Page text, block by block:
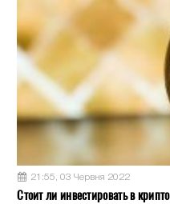
21:55, 03 Червня 2022
Стоит ли инвестировать в